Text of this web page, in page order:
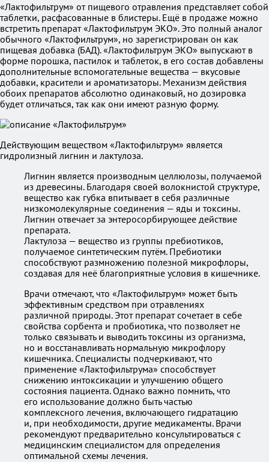
«Лактофильтрум» от пищевого отравления представляет собой
таблетки, расфасованные в блистеры. Ещё в продаже можно
встретить препарат «Лактофильтрум ЭКО». Это полный аналог
обычного «Лактофильтрум», но зарегистрирован он как
пищевая добавка (БАД). «Лактофильтрум ЭКО» выпускают в
форме порошка, пастилок и таблеток, в его состав добавлены
дополнительные вспомогательные вещества — вкусовые
добавки, красители и ароматизаторы. Механизм действия
обоих препаратов абсолютно одинаковый, но дозировка
будет отличаться, так как они имеют разную форму.
Действующим веществом «Лактофильтрум» является
гидролизный лигнин и лактулоза.
Лигнин является производным целлюлозы, получаемой
из древесины. Благодаря своей волокнистой структуре,
вещество как губка впитывает в себя различные
низкомолекулярные соединения — яды и токсины.
Лигнин отвечает за энтеросорбирующее действие
препарата.
Лактулоза — вещество из группы пребиотиков,
получаемое синтетическим путём. Пребиотики
способствуют размножению полезной микрофлоры,
создавая для неё благоприятные условия в кишечнике.
Врачи отмечают, что «Лактофильтрум» может быть
эффективным средством при отравлениях
различной природы. Этот препарат сочетает в себе
свойства сорбента и пробиотика, что позволяет не
только связывать и выводить токсины из организма,
но и восстанавливать нормальную микрофлору
кишечника. Специалисты подчеркивают, что
применение «Лактофильтрума» способствует
снижению интоксикации и улучшению общего
состояния пациента. Однако важно помнить, что
его использование должно быть частью
комплексного лечения, включающего гидратацию
и, при необходимости, другие медикаменты. Врачи
рекомендуют предварительно консультироваться с
медицинским специалистом для определения
оптимальной схемы лечения.